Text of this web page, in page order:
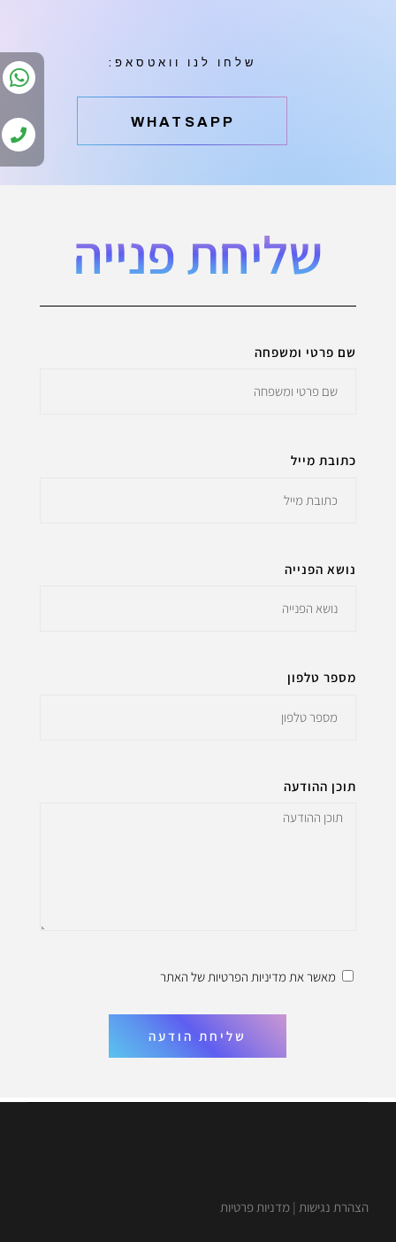
שלחו לנו וואטסאפ:
‫WHATSAPP
שליחת פנייה
שם פרטי ומשפחה
כתובת מייל
נושא הפנייה
מספר טלפון
תוכן ההודעה
מאשר את מדיניות הפרטיותשל האתר
שליחת הודעה
הצהרת נגישות |מדניות פרטיות